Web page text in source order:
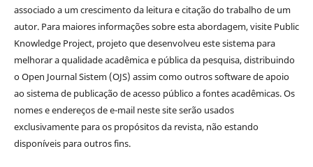
associado a um crescimento da leitura e citação do trabalho de um
autor. Para maiores informações sobre esta abordagem, visite Public
Knowledge Project, projeto que desenvolveu este sistema para
melhorar a qualidade acadêmica e pública da pesquisa, distribuindo
o Open Journal Sistem (OJS) assim como outros software de apoio
ao sistema de publicação de acesso público a fontes acadêmicas. Os
nomes e endereços de e-mail neste site serão usados
exclusivamente para os propósitos da revista, não estando
disponíveis para outros fins.